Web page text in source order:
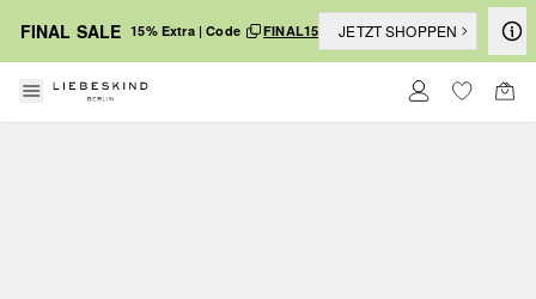
FINAL SALE 15% Extra | Code FINAL15 JETZT SHOPPEN